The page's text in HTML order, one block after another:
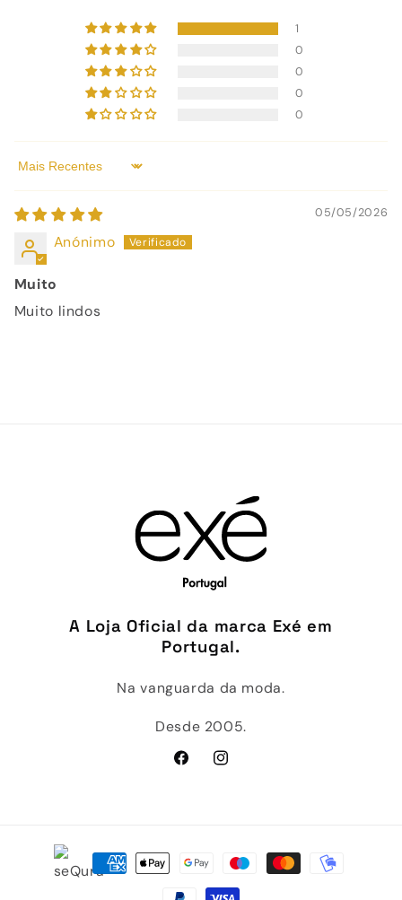
1
0
0
0
0
Sort by
05/05/2026
Anónimo
Muito
Muito lindos
A Loja Oficial da marca Exé em
Portugal.
Na vanguarda da moda.
Desde 2005.
FacebookInstagram
Métodos